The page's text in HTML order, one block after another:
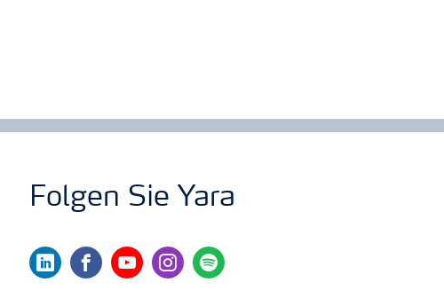
Folgen Sie Yara
linkedinfacebookyoutubeinstagram
spotify